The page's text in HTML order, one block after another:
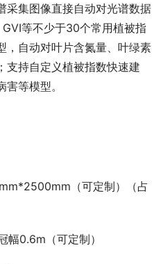
采集图像直接自动对光谱数据
等不少于30个常用植被指
，自动对叶片含氮量、叶绿素
支持自定义植被指数快速建
等模型。
（可定制）（占
幅0.6m（可定制）